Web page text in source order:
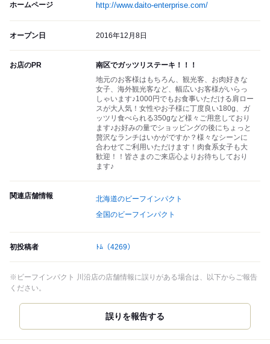
ホームページ http://www.daito-enterprise.com/
オープン日 2016年12月8日
お店のPR
南区でガッツリステーキ！！！
地元のお客様はもちろん、観光客、お肉好きな
女子、海外観光客など、幅広いお客様がいらっ
しゃいます♪1000円でもお食事いただける肩ロー
スが大人気！女性やお子様に丁度良い180g、ガ
ッツリ食べられる350gなど様々ご用意しており
ます♪お好みの量でショッピングの後にちょっと
贅沢なランチはいかがですか？様々なシーンに
合わせてご利用いただけます！肉食系女子も大
歓迎！！皆さまのご来店心よりお待ちしており
ます♪
関連店舗情報
北海道のビーフインパクト
全国のビーフインパクト
初投稿者 ﾄﾑ （4269）
※ビーフインパクト 川沿店の店舗情報に誤りがある場合は、以下からご報告
ください。
誤りを報告する